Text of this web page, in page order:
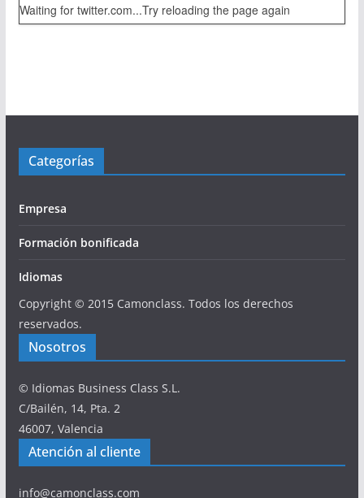
Waiting for twitter.com...Try reloading the page again
Categorías
Empresa
Formación bonificada
Idiomas
Copyright © 2015 Camonclass. Todos los derechos
reservados.
Nosotros
© Idiomas Business Class S.L.
C/Bailén, 14, Pta. 2
46007, Valencia
Atención al cliente
info@camonclass.com